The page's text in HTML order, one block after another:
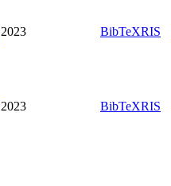
2023 BibTeXRIS
2023 BibTeXRIS